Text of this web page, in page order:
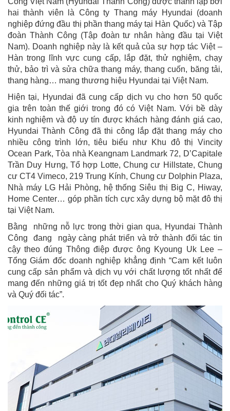
hai thành viên là Công ty Thang máy Hyundai (doanh
nghiệp đứng đầu thị phần thang máy tại Hàn Quốc) và Tập
đoàn Thành Công (Tập đoàn tư nhân hàng đầu tại Việt
Nam). Doanh nghiệp này là kết quả của sự hợp tác Việt –
Hàn trong lĩnh vực cung cấp, lắp đặt, thử nghiệm, chạy
thử, bảo trì và sửa chữa thang máy, thang cuốn, băng tải,
thang hàng… mang thương hiệu Hyundai tại Việt Nam.
Hiện tại, Hyundai đã cung cấp dịch vụ cho hơn 50 quốc
gia trên toàn thế giới trong đó có Việt Nam. Với bề dày
kinh nghiệm và độ uy tín được khách hàng đánh giá cao,
Hyundai Thành Công đã thi công lắp đặt thang máy cho
nhiều công trình lớn, tiêu biểu như Khu đô thị Vincity
Ocean Park, Tòa nhà Keangnam Landmark 72, D’Capitale
Trần Duy Hưng, Tổ hợp Lotte, Chung cư Hillstate, Chung
cư CT4 Vimeco, 219 Trung Kính, Chung cư Dolphin Plaza,
Nhà máy LG Hải Phòng, hệ thống Siêu thị Big C, Hiway,
Home Center… góp phần tích cực xây dựng bộ mặt đô thị
tại Việt Nam.
Bằng những nỗ lực trong thời gian qua, Hyundai Thành
Công đang ngày càng phát triển và trở thành đối tác tin
cậy theo đúng Thông điệp được ông Kyoung Uk Lee –
Tổng Giám đốc doanh nghiệp khẳng định “Cam kết luôn
cung cấp sản phẩm và dịch vụ với chất lượng tốt nhất để
mang đến những giá trị tốt đẹp nhất cho Quý khách hàng
và Quý đối tác”.